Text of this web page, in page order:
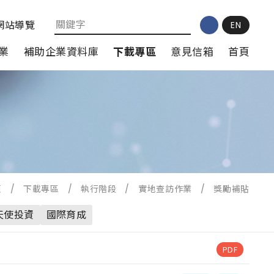
站導覽 EN
補助企業資料庫 下載專區 意見信箱 首頁
/ 下載專區 / 執行階段 / 實地查訪作業 / 獎勵補貼
使投資 國際育成
PDF